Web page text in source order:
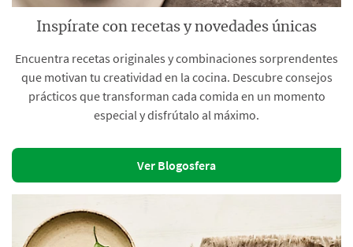
Inspírate con recetas y novedades únicas
Encuentra recetas originales y combinaciones sorprendentes
que motivan tu creatividad en la cocina. Descubre consejos
prácticos que transforman cada comida en un momento
especial y disfrútalo al máximo.
Ver Blogosfera